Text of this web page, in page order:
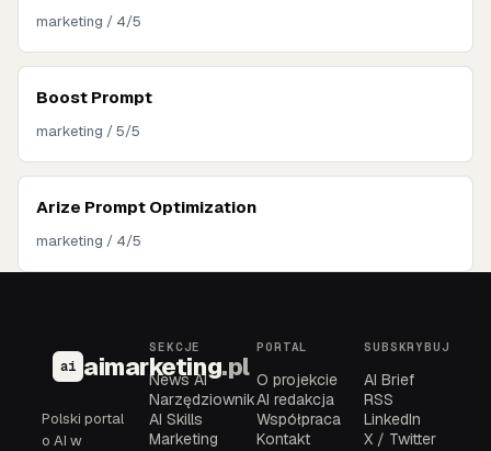
marketing / 4/5
Boost Prompt
marketing / 5/5
Arize Prompt Optimization
marketing / 4/5
ai aimarketing.pl
Polski portal
o AI w
SEKCJE
News AI
Narzędziownik
AI Skills
Marketing
PORTAL
O projekcie
AI redakcja
Współpraca
Kontakt
SUBSKRYBUJ
AI Brief
RSS
LinkedIn
X / Twitter